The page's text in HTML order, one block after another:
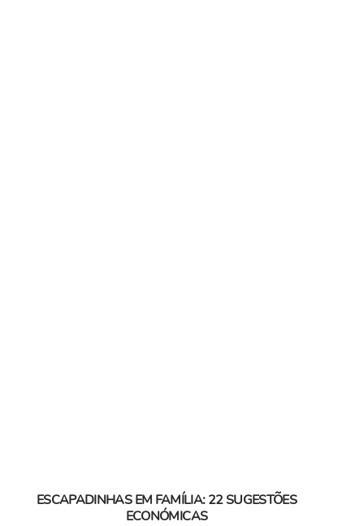
ESCAPADINHAS EM FAMÍLIA: 22 SUGESTÕES
ECONÓMICAS